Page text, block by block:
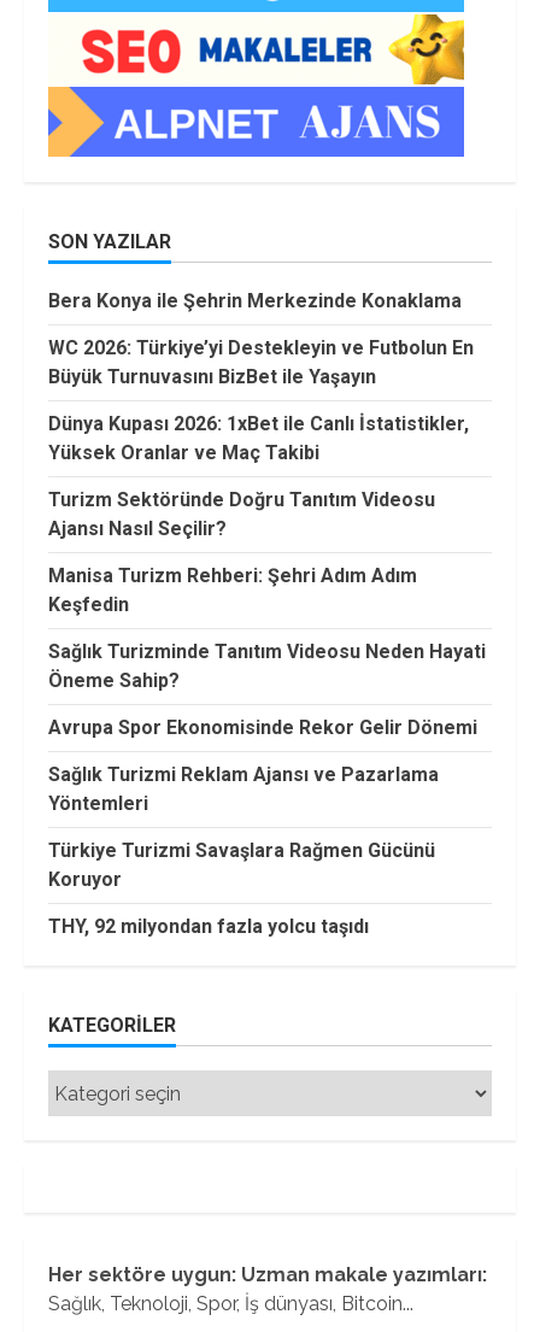
SON YAZILAR
Bera Konya ile Şehrin Merkezinde Konaklama
WC 2026: Türkiye’yi Destekleyin ve Futbolun En
Büyük Turnuvasını BizBet ile Yaşayın
Dünya Kupası 2026: 1xBet ile Canlı İstatistikler,
Yüksek Oranlar ve Maç Takibi
Turizm Sektöründe Doğru Tanıtım Videosu
Ajansı Nasıl Seçilir?
Manisa Turizm Rehberi: Şehri Adım Adım
Keşfedin
Sağlık Turizminde Tanıtım Videosu Neden Hayati
Öneme Sahip?
Avrupa Spor Ekonomisinde Rekor Gelir Dönemi
Sağlık Turizmi Reklam Ajansı ve Pazarlama
Yöntemleri
Türkiye Turizmi Savaşlara Rağmen Gücünü
Koruyor
THY, 92 milyondan fazla yolcu taşıdı
KATEGORILER
Kategoriler
Her sektöre uygun: Uzman makale yazımları:
Sağlık, Teknoloji, Spor, İş dünyası, Bitcoin...